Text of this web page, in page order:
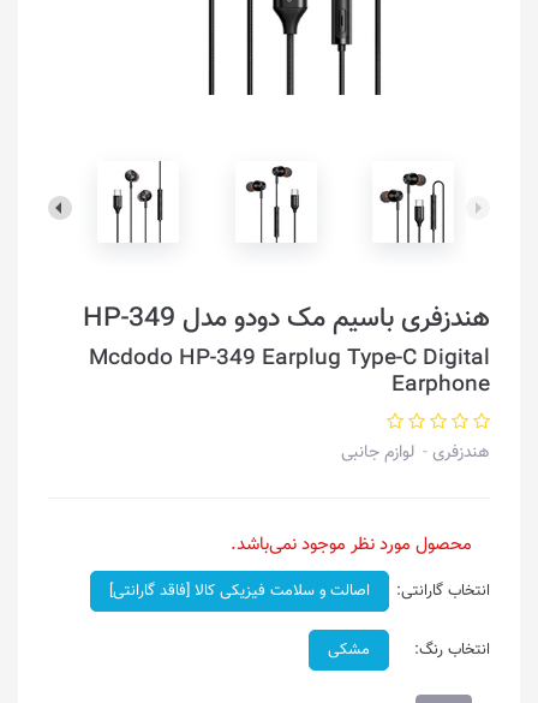
هندزفری با‌سیم مک دودو مدل HP-349
Mcdodo HP-349 Earplug Type-C Digital
Earphone
هندزفری لوازم جانبی
محصول مورد نظر موجود نمی‌باشد.
انتخاب گارانتی: اصالت و سلامت فیزیکی کالا [فاقد گارانتی]
انتخاب رنگ: مشکی